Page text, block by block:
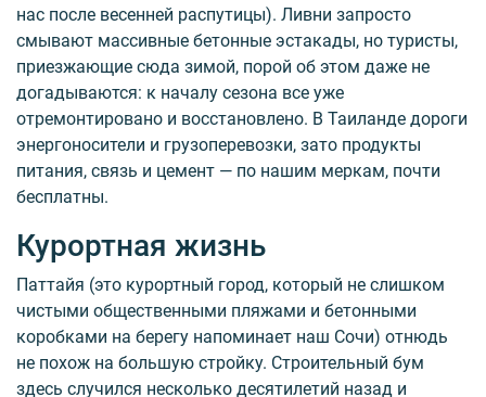
нас после весенней распутицы). Ливни запросто
смывают массивные бетонные эстакады, но туристы,
приезжающие сюда зимой, порой об этом даже не
догадываются: к началу сезона все уже
отремонтировано и восстановлено. В Таиланде дороги
энергоносители и грузоперевозки, зато продукты
питания, связь и цемент — по нашим меркам, почти
бесплатны.
Курортная жизнь
Паттайя (это курортный город, который не слишком
чистыми общественными пляжами и бетонными
коробками на берегу напоминает наш Сочи) отнюдь
не похож на большую стройку. Строительный бум
здесь случился несколько десятилетий назад и